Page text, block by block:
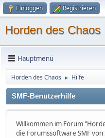
Einloggen Registrieren
Horden des Chaos
Hauptmenü
Horden des Chaos ► Hilfe
SMF-Benutzerhilfe
Willkommen im Forum
die Forumssoftware SMF